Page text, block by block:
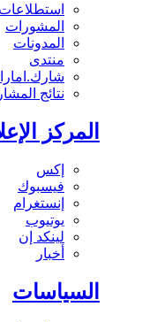
المشورات
المدونات
منتدى
نتائج
المركز
إكس
فيسبوك
إنستغرام
يوتيوب
لينكد إن
أخبار
السياسات